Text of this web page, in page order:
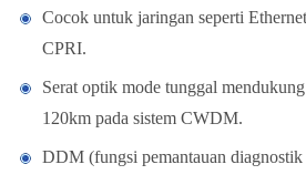
Cocok untuk jaringan seperti
CPRI.
Serat optik mode tunggal
120km pada sistem CWDM.
DDM (fungsi pemantauan